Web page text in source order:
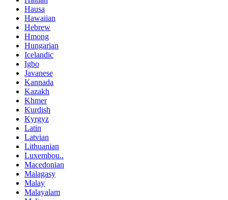
Hausa
Hawaiian
Hebrew
Hmong
Hungarian
Icelandic
Igbo
Javanese
Kannada
Kazakh
Khmer
Kurdish
Kyrgyz
Latin
Latvian
Lithuanian
Luxembou..
Macedonian
Malagasy
Malay
Malayalam